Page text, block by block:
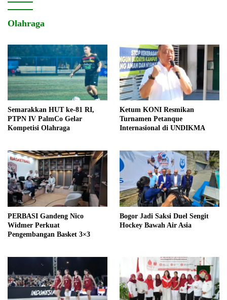
Olahraga
Semarakkan HUT ke-81 RI,
PTPN IV PalmCo Gelar
Kompetisi Olahraga
Ketum KONI Resmikan
Turnamen Petanque
Internasional di UNDIKMA
PERBASI Gandeng Nico
Widmer Perkuat
Pengembangan Basket 3×3
Bogor Jadi Saksi Duel Sengit
Hockey Bawah Air Asia